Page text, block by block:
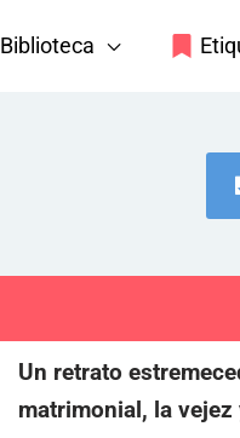
Biblioteca
Un retrato
matrimonial, la